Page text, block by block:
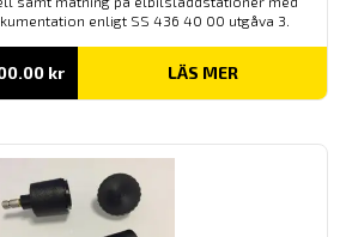
enligt SS 436 40 00 utgåva 3.
krPrisintervall:
till
LÄS MER